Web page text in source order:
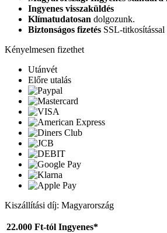
Ingyenes visszaküldés
Klímatudatosan dolgozunk.
Biztonságos fizetés SSL-titkosítással
Kényelmesen fizethet
Utánvét
Előre utalás
Kiszállítási díj: Magyarország
22.000 Ft-tól Ingyenes*